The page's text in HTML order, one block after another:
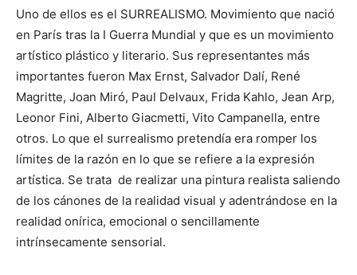
Uno de ellos es el SURREALISMO. Movimiento que nació
en París tras la I Guerra Mundial y que es un movimiento
artístico plástico y literario. Sus representantes más
importantes fueron Max Ernst, Salvador Dalí, René
Magritte, Joan Miró, Paul Delvaux, Frida Kahlo, Jean Arp,
Leonor Fini, Alberto Giacmetti, Vito Campanella, entre
otros. Lo que el surrealismo pretendía era romper los
límites de la razón en lo que se refiere a la expresión
artística. Se trata de realizar una pintura realista saliendo
de los cánones de la realidad visual y adentrándose en la
realidad onírica, emocional o sencillamente
intrínsecamente sensorial.